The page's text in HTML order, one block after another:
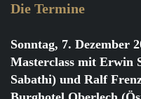
Die Termine
Sonntag, 7. Dezember
Masterclass mit Erwin
Sabathi) und Ralf